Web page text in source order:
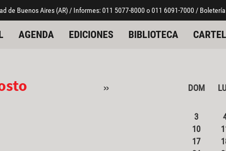
de Buenos Aires (AR) / Informes: 011 5077-8000 o 011 6091-7000 /
AGENDA EDICIONES BIBLIOTECA
» DOM
3
10
17